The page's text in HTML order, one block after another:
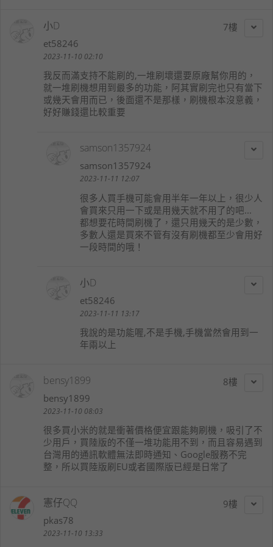
7
小D
et58246
2023-11-10 02:10
我反而滿支持不能刷的,一堆刷壞還要原廠幫你用的，
就一堆刷機想用到最多的功能，阿其實刷完也只有當下
或幾天會用而已，後面還不是那樣，刷機根本沒意義，
好好賺錢還比較重要
samson1357924
samson1357924
2023-11-11 12:07
很多人買手機可能會用半年一年以上，很少人
會買來只用一下或是用幾天就不用了的吧...
都想要花時間刷機了，還只用幾天的是少數，
多數人還是買來不管有沒有刷機都至少會用好
一段時間的哦！
小D
et58246
2023-11-11 13:17
我說的是功能喔,不是手機,手機當然會用到一
年兩以上
8
bensy1899
bensy1899
2023-11-10 08:03
很多買小米的就是衝著價格便宜跟能夠刷機，吸引了不
少用戶，買陸版的不僅一堆功能用不到，而且容易遇到
台灣用的通訊軟體無法即時通知、Google服務不完
整，所以買陸版刷EU或者國際版已經是日常了
9
憲仔QQ
pkas78
2023-11-10 13:33